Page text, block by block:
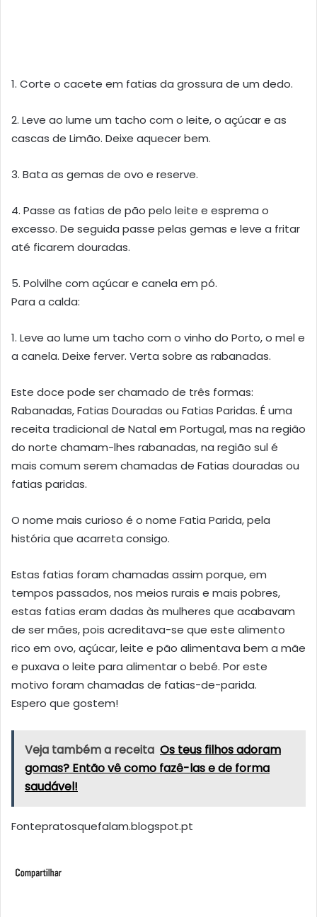
1. Corte o cacete em fatias da grossura de um dedo.
2. Leve ao lume um tacho com o leite, o açúcar e as
cascas de Limão. Deixe aquecer bem.
3. Bata as gemas de ovo e reserve.
4. Passe as fatias de pão pelo leite e esprema o
excesso. De seguida passe pelas gemas e leve a fritar
até ficarem douradas.
5. Polvilhe com açúcar e canela em pó.
Para a calda:
1. Leve ao lume um tacho com o vinho do Porto, o mel e
a canela. Deixe ferver. Verta sobre as rabanadas.
Este doce pode ser chamado de três formas:
Rabanadas, Fatias Douradas ou Fatias Paridas. É uma
receita tradicional de Natal em Portugal, mas na região
do norte chamam-lhes rabanadas, na região sul é
mais comum serem chamadas de Fatias douradas ou
fatias paridas.
O nome mais curioso é o nome Fatia Parida, pela
história que acarreta consigo.
Estas fatias foram chamadas assim porque, em
tempos passados, nos meios rurais e mais pobres,
estas fatias eram dadas às mulheres que acabavam
de ser mães, pois acreditava-se que este alimento
rico em ovo, açúcar, leite e pão alimentava bem a mãe
e puxava o leite para alimentar o bebé. Por este
motivo foram chamadas de fatias-de-parida.
Espero que gostem!
Veja também a receita Os teus filhos adoram
gomas? Então vê como fazê-las e de forma
saudável!
Fontepratosquefalam.blogspot.pt